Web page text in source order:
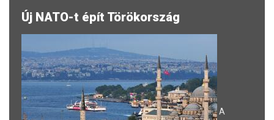
Új NATO-t épít Törökország
A